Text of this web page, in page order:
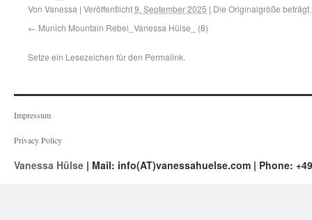
Von Vanessa | Veröffentlicht9. September 2025 | Die Originalgröße beträgt
Munich Mountain Rebel_Vanessa Hülse_ (8)
Setze ein Lesezeichen für den Permalink.
Impressum
Privacy Policy
Vanessa Hülse | Mail: info(AT)vanessahuelse.com | Phone: